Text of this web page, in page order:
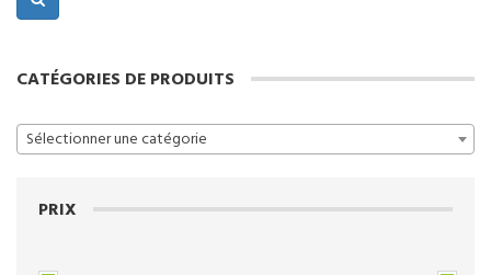
CATÉGORIES DE PRODUITS
Sélectionner une catégorie
PRIX